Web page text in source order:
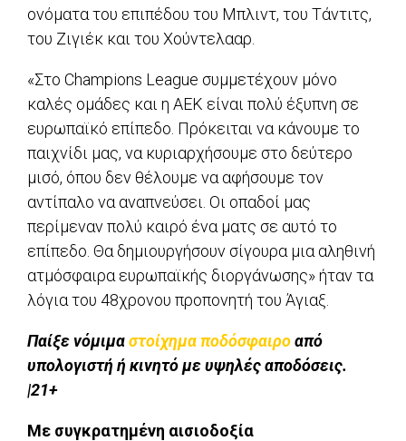
ονόματα του επιπέδου του Μπλιντ, του Τάντιτς,
του Ζιγιέκ και του Χούντελααρ.
«Στο Champions League συμμετέχουν μόνο
καλές ομάδες και η ΑΕΚ είναι πολύ έξυπνη σε
ευρωπαϊκό επίπεδο. Πρόκειται να κάνουμε το
παιχνίδι μας, να κυριαρχήσουμε στο δεύτερο
μισό, όπου δεν θέλουμε να αφήσουμε τον
αντίπαλο να αναπνεύσει. Οι οπαδοί μας
περίμεναν πολύ καιρό ένα ματς σε αυτό το
επίπεδο. Θα δημιουργήσουν σίγουρα μια αληθινή
ατμόσφαιρα ευρωπαϊκής διοργάνωσης» ήταν τα
λόγια του 48χρονου προπονητή του Άγιαξ.
Παίξε νόμιμαστοίχημα ποδόσφαιροαπό
υπολογιστή ή κινητό με υψηλές αποδόσεις.
|21+
Με συγκρατημένη αισιοδοξία